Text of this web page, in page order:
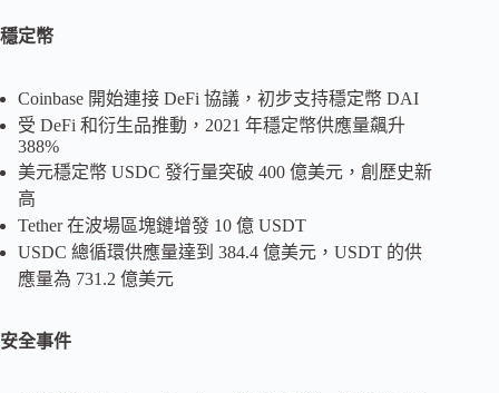
穩定幣
Coinbase 開始連接 DeFi 協議，初步支持穩定幣 DAI
受 DeFi 和衍生品推動，2021 年穩定幣供應量飆升
388%
美元穩定幣 USDC 發行量突破 400 億美元，創歷史新
高
Tether 在波場區塊鏈增發 10 億 USDT
USDC 總循環供應量達到 384.4 億美元，USDT 的供
應量為 731.2 億美元
安全事件